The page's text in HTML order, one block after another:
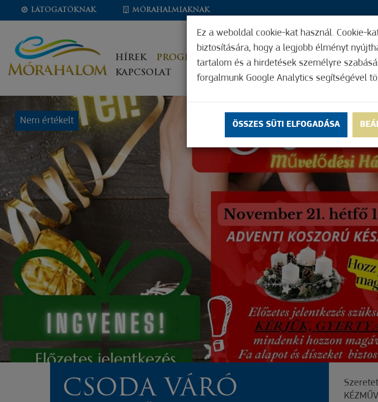
LÁTOGATÓKNAK MÓRAHALMIAKNAK
HÍREK PROGRAMOK ÍGY MŰKÖDIK HASZNOS
KAPCSOLAT
Nem értékelt
CSODA VÁRÓ
Ez a weboldal cookie-kat használ. Cookie-
biztosítására, hogy a legjobb élményt
tartalom és a hirdetések személyre
forgalmunk Google Analytics segítségével
ÖSSZES SÜTI ELFOGADÁSA